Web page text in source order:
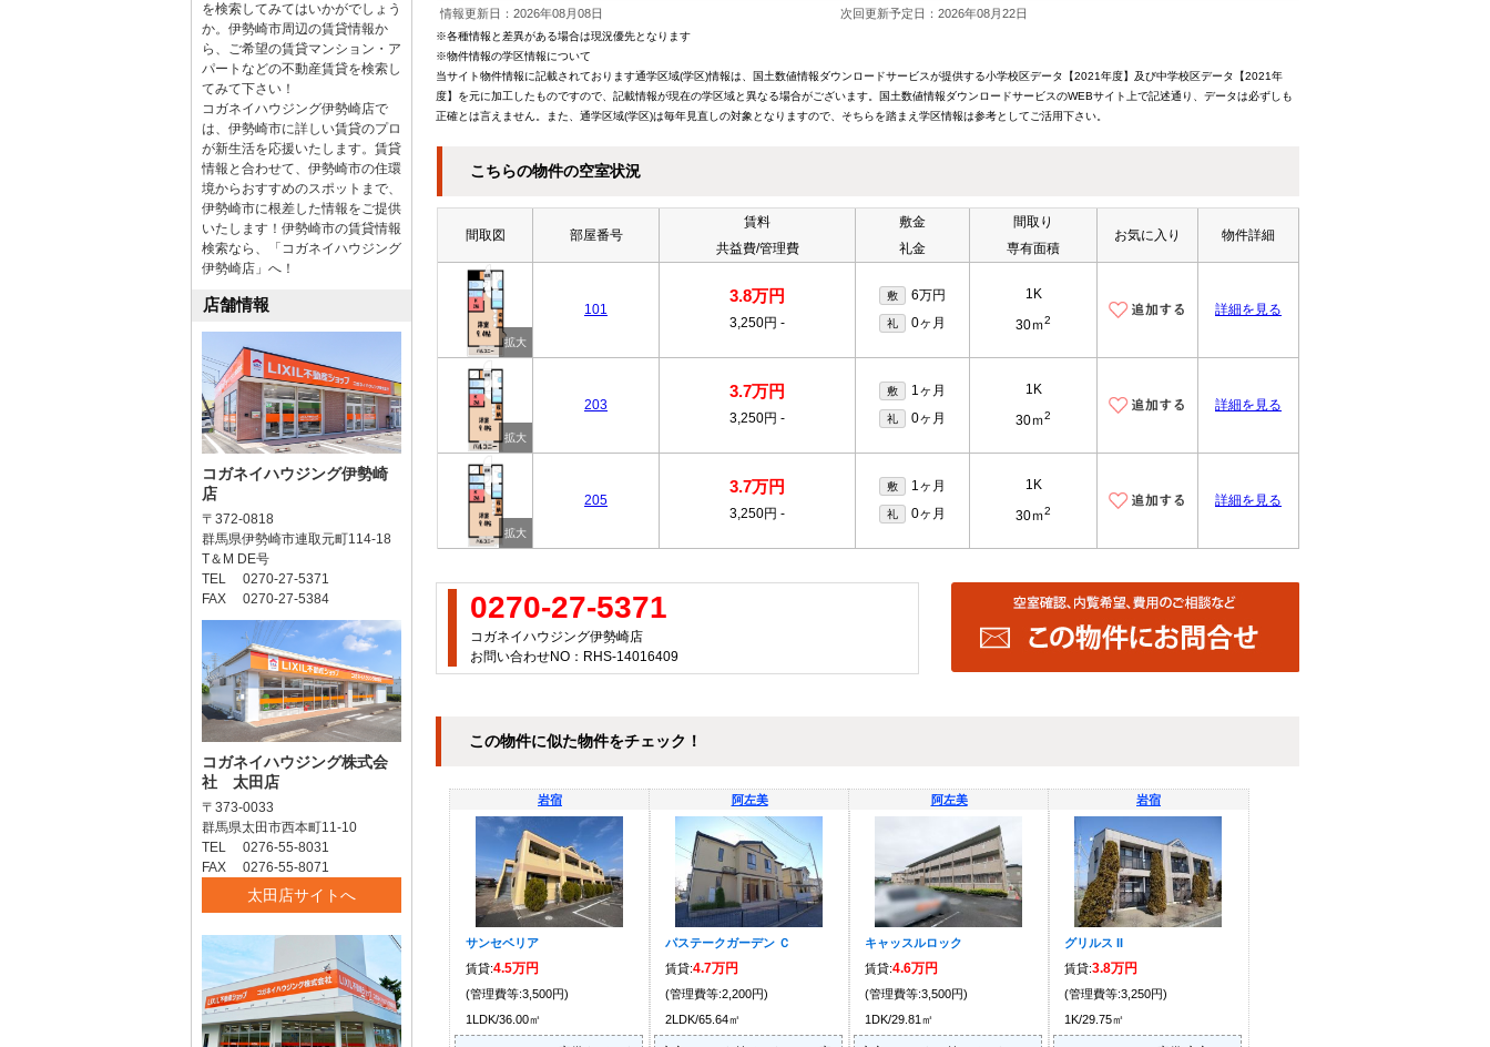
情報更新日：2026年08月08日 次回更新予定日：2026年08月22日
※各種情報と差異がある場合は現況優先となります
※物件情報の学区情報について
当サイト物件情報に記載されております通学区域(学区)情報は、国土数値情報ダウンロードサービスが提供する小学校区データ【2021年度】及び中学校区データ【2021年
度】を元に加工したものですので、記載情報が現在の学区域と異なる場合がございます。国土数値情報ダウンロードサービスのWEBサイト上で記述通り、データは必ずしも
正確とは言えません。また、通学区域(学区)は毎年見直しの対象となりますので、そちらを踏まえ学区情報は参考としてご活用下さい。
こちらの物件の空室状況
間取図 部屋番号
賃料
共益費/管理費
敷金
礼金
間取り
専有面積
お気に入り 物件詳細
101
3.8万円
3,250円 -
敷 6万円
礼 0ヶ月
1K
30ｍ2
詳細を見る
203
3.7万円
3,250円 -
敷 1ヶ月
礼 0ヶ月
1K
30ｍ2
詳細を見る
205
3.7万円
3,250円 -
敷 1ヶ月
礼 0ヶ月
1K
30ｍ2
詳細を見る
0270-27-5371
コガネイハウジング伊勢崎店
お問い合わせNO：RHS-14016409
この物件に似た物件をチェック！
岩宿
サンセベリア
賃貸:4.5万円
(管理費等:3,500円)
1LDK/36.00㎡
阿左美
パステークガーデン Ｃ
賃貸:4.7万円
(管理費等:2,200円)
2LDK/65.64㎡
阿左美
キャッスルロック
賃貸:4.6万円
(管理費等:3,500円)
1DK/29.81㎡
岩宿
グリルス II
賃貸:3.8万円
(管理費等:3,250円)
1K/29.75㎡
を検索してみてはいかがでしょう
か。伊勢崎市周辺の賃貸情報か
ら、ご希望の賃貸マンション・ア
パートなどの不動産賃貸を検索し
てみて下さい！
コガネイハウジング伊勢崎店で
は、伊勢崎市に詳しい賃貸のプロ
が新生活を応援いたします。賃貸
情報と合わせて、伊勢崎市の住環
境からおすすめのスポットまで、
伊勢崎市に根差した情報をご提供
いたします！伊勢崎市の賃貸情報
検索なら、「コガネイハウジング
伊勢崎店」へ！
店舗情報
コガネイハウジング伊勢崎
店
〒372-0818
群馬県伊勢崎市連取元町114-18
T＆M DE号
TEL 0270-27-5371
FAX 0270-27-5384
コガネイハウジング株式会
社 太田店
〒373-0033
群馬県太田市西本町11-10
TEL 0276-55-8031
FAX 0276-55-8071
太田店サイトへ